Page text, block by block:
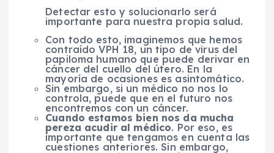
Detectar esto y solucionarlo será
importante para nuestra propia salud.
Con todo esto, imaginemos que hemos
contraído VPH 18, un tipo de virus del
papiloma humano que puede derivar en
cáncer del cuello del útero. En la
mayoría de ocasiones es asintomático.
Sin embargo, si un médico no nos lo
controla, puede que en el futuro nos
encontremos con un cáncer.
Cuando estamos bien nos da mucha
pereza acudir al médico. Por eso, es
importante que tengamos en cuenta las
cuestiones anteriores. Sin embargo,